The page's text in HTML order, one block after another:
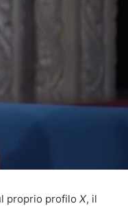
proprio profilo X, il